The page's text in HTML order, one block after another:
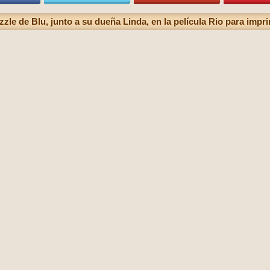
de Blu, junto a su dueña Linda, en la película Rio para